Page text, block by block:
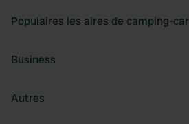
Populaires les aires de camping-car
Business
Autres